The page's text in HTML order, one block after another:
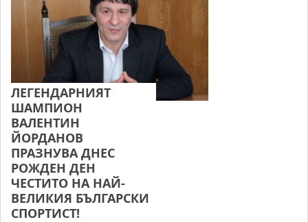
ЛЕГЕНДАРНИЯТ
ШАМПИОН
ВАЛЕНТИН
ЙОРДАНОВ
ПРАЗНУВА ДНЕС
РОЖДЕН ДЕН
ЧЕСТИТО НА НАЙ-
ВЕЛИКИЯ БЪЛГАРСКИ
СПОРТИСТ!